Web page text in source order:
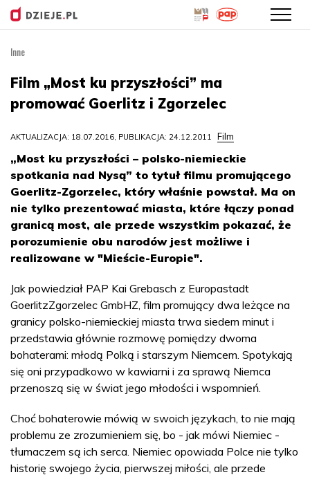
treści
Inne
Film „Most ku przyszłości” ma
promować Goerlitz i Zgorzelec
AKTUALIZACJA: 18.07.2016, PUBLIKACJA: 24.12.2011 Film
„Most ku przyszłości – polsko-niemieckie
spotkania nad Nysą” to tytuł filmu promującego
Goerlitz-Zgorzelec, który właśnie powstał. Ma on
nie tylko prezentować miasta, które łączy ponad
granicą most, ale przede wszystkim pokazać, że
porozumienie obu narodów jest możliwe i
realizowane w "Mieście-Europie".
Jak powiedział PAP Kai Grebasch z Europastadt
GoerlitzZgorzelec GmbHZ, film promujący dwa leżące na
granicy polsko-niemieckiej miasta trwa siedem minut i
przedstawia głównie rozmowę pomiędzy dwoma
bohaterami: młodą Polką i starszym Niemcem. Spotykają
się oni przypadkowo w kawiarni i za sprawą Niemca
przenoszą się w świat jego młodości i wspomnień.
Choć bohaterowie mówią w swoich językach, to nie mają
problemu ze zrozumieniem się, bo - jak mówi Niemiec -
tłumaczem są ich serca. Niemiec opowiada Polce nie tylko
historię swojego życia, pierwszej miłości, ale przede